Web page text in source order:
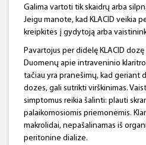
Galima vartoti tik skaidrų arba
Jeigu manote, kad KLACID veikia
kreipkitės į gydytoją arba
Pavartojus per didelę KLACID dozę
Duomenų apie intraveninio
tačiau yra pranešimų, kad geriant
dozes, gali sutrikti virškinimas.
simptomus reikia šalinti: plauti
palaikomosiomis priemonėmis.
makrolidai, nepašalinamas iš
peritonine dialize.